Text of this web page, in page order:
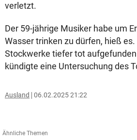
verletzt.
Der 59-jährige Musiker habe um
Wasser trinken zu dürfen, hieß
Stockwerke tiefer tot
kündigte eine Untersuchung des
Ausland 06.02.2025 21:22
Ähnliche Themen